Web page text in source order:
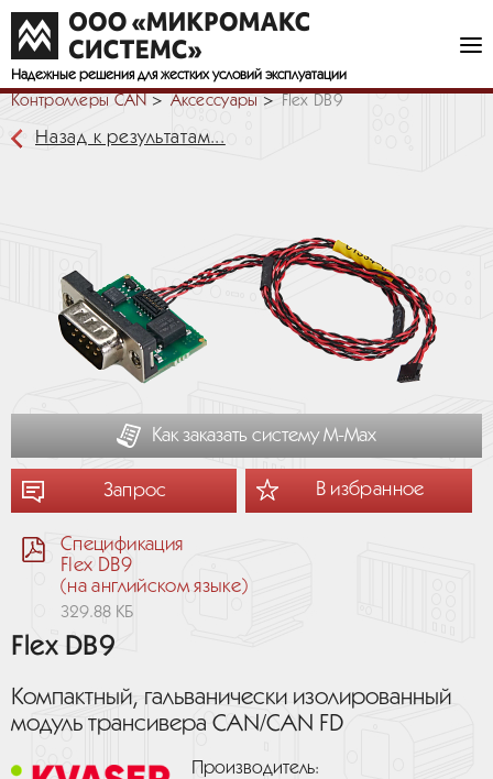
Надежные решения для жестких условий эксплуатации
Контроллеры CAN Аксессуары Flex DB9
Назад к результатам...
Как заказать систему М-Мах
Запрос В избранное
Спецификация
Flex DB9
(на английском языке)
329.88 КБ
Flex DB9
Компактный, гальванически изолированный
модуль трансивера CAN/CAN FD
Производитель: